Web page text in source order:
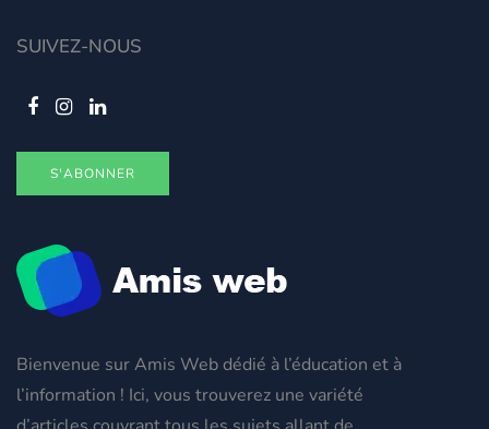
Bienvenue sur Amis Web dédié à l’éducation et à
l’information ! Ici, vous trouverez une variété
SUIVEZ-NOUS
S'ABONNER